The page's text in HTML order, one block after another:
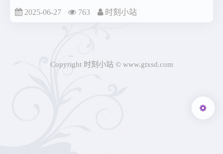
2025-06-27 763 时刻小站
Copyright 时刻小站 © www.gtxsd.com